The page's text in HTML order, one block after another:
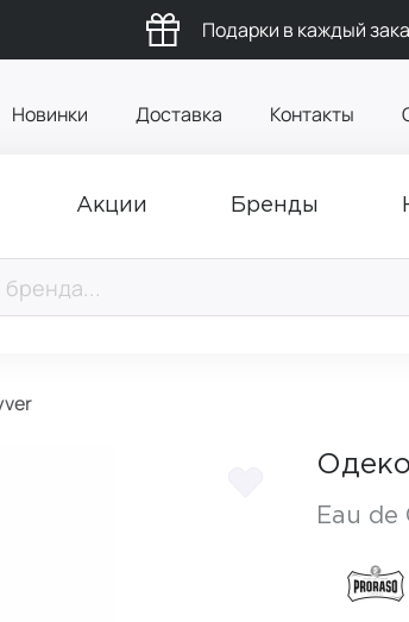
Подарки в каждый
Новинки Доставка Контакты
Акции Бренды
Eau de